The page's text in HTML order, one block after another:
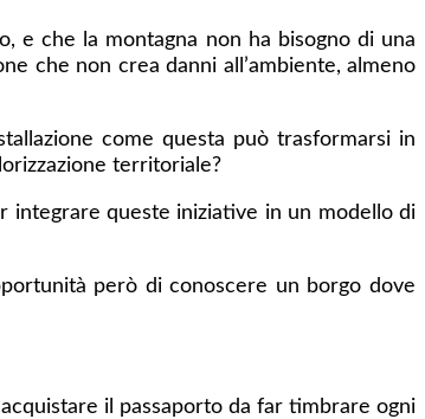
e che la montagna non ha bisogno di una
che non crea danni all’ambiente, almeno
come questa può trasformarsi in
territoriale?
integrare queste iniziative in un modello di
però di conoscere un borgo dove
il passaporto da far timbrare ogni